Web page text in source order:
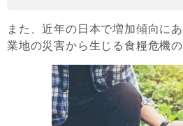
また、近年の日本で増加傾向に
業地の災害から生じる食糧危機